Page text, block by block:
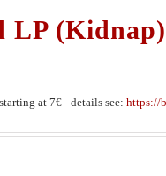
LP (Kidnap)
at 7€ - details see: https://